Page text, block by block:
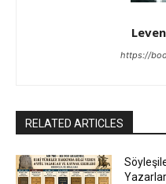
https://
RELATED ARTICLES